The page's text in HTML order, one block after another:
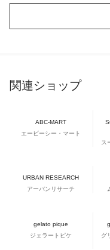
ソル チャイパラ 53178
関連ショップ
ABC-MART
エービーシー・マート
ス
URBAN RESEARCH
アーバンリサーチ
gelato pique
ジェラートピケ
グ